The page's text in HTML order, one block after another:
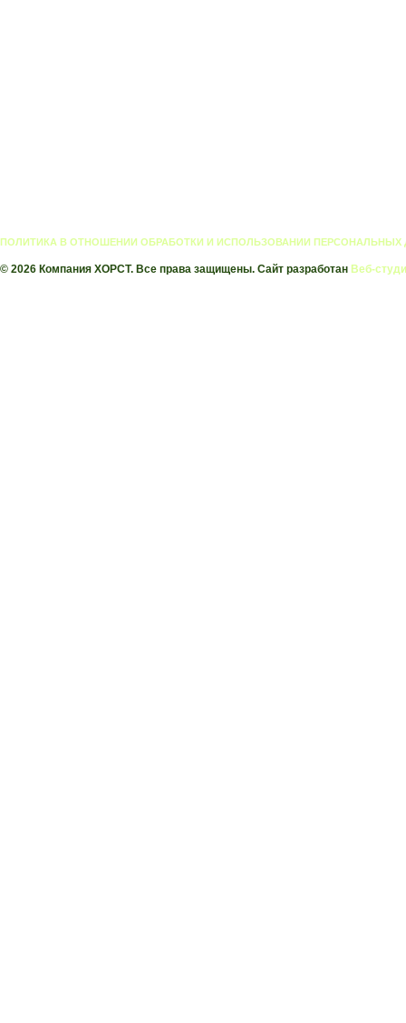
ПОЛИТИКА В ОТНОШЕНИИ ОБРАБОТКИ И ИСПОЛЬЗОВАНИИ ПЕРСОНАЛЬНЫХ
© 2026 Компания ХОРСТ. Все права защищены. Сайт разработан Веб-